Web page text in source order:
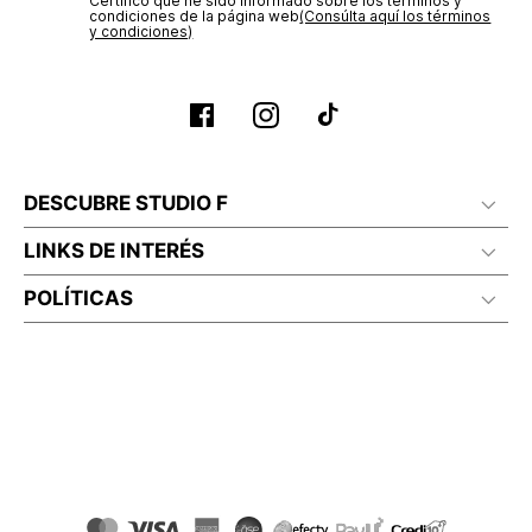
condiciones de la página web‎(Consúlta aquí los términos
y condiciones)
DESCUBRE STUDIO F
LINKS DE INTERÉS
POLÍTICAS